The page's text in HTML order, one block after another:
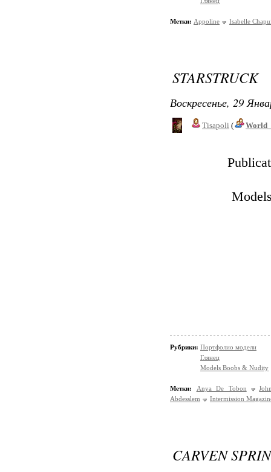
Метки: Appoline Isabelle
STARSTRUCK
Воскресенье, 29
Tisapoli (
Рубрики: Портфолио модели
Глянец
Models Boobs & Nudity
Метки: Anya De Tobon
Abdesslem
Intermission
CARVEN